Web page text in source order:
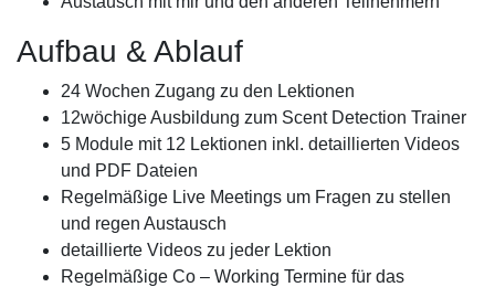
Aufbau & Ablauf
24 Wochen Zugang zu den Lektionen
12wöchige Ausbildung zum Scent Detection Trainer
5 Module mit 12 Lektionen inkl. detaillierten Videos
und PDF Dateien
Regelmäßige Live Meetings um Fragen zu stellen
und regen Austausch
detaillierte Videos zu jeder Lektion
Regelmäßige Co – Working Termine für das